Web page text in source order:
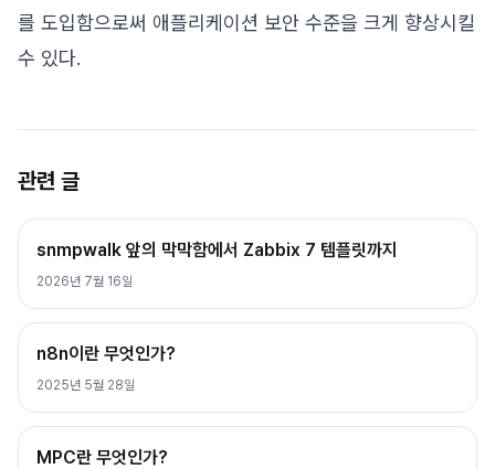
를 도입함으로써 애플리케이션 보안 수준을 크게 향상시킬
수 있다.
관련 글
snmpwalk 앞의 막막함에서 Zabbix 7 템플릿까지
2026년 7월 16일
n8n이란 무엇인가?
2025년 5월 28일
MPC란 무엇인가?